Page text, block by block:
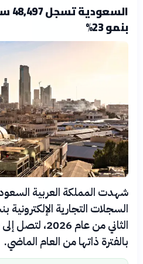
بنمو 23%
شهدت المملكة العربية
بالفترة ذاتها من العام الماضي.